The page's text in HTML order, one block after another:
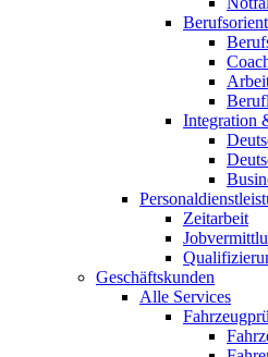
Integration
Zeitarbeit
Geschäftskunden
Alle Services